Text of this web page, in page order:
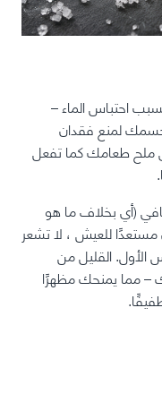
احتباس الماء –
لمنع فقدان
ملح طعامك كما تفعل
(أي بخلاف ما هو
للعيش ، لا تشعر
الأول. القليل من
– مما يمنحك مظهرًا